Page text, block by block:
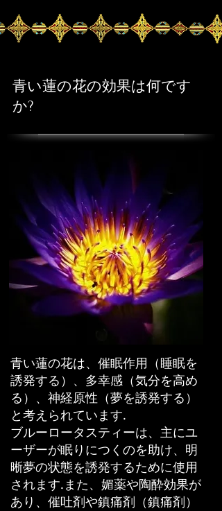
青い蓮の花の効果は何です
か?
青い蓮の花は、催眠作用（睡眠を
誘発する）、多幸感（気分を高め
る）、神経原性（夢を誘発する）
と考えられています.
ブルーロータスティーは、主にユ
ーザーが眠りにつくのを助け、明
晰夢の状態を誘発するために使用
されます.また、媚薬や陶酔効果が
あり、催吐剤や鎮痛剤（鎮痛剤）